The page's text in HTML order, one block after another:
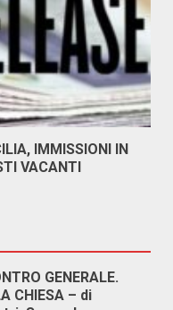
IMMISSIONI IN
VACANTI
GENERALE.
CHIESA – di